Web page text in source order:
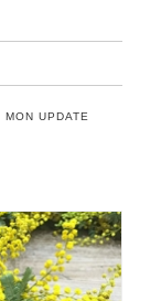
UPDATE